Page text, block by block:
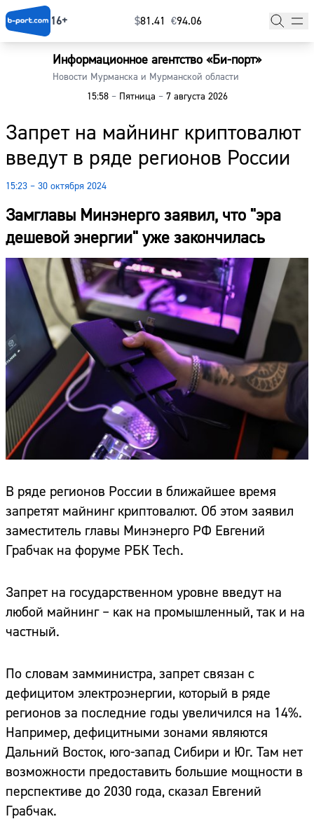
16+ $⁠81.41 €⁠94.06
Информационное агентство «Би-порт»
Новости Мурманска и Мурманской области
15:58 –Пятница –7 августа 2026
Запрет на майнинг криптовалют
введут в ряде регионов России
15:23 – 30 октября 2024
Замглавы Минэнерго заявил, что "эра
дешевой энергии" уже закончилась
В ряде регионов России в ближайшее время
запретят майнинг криптовалют. Об этом заявил
заместитель главы Минэнерго РФ Евгений
Грабчак на форуме РБК Tech.
Запрет на государственном уровне введут на
любой майнинг – как на промышленный, так и на
частный.
По словам замминистра, запрет связан с
дефицитом электроэнергии, который в ряде
регионов за последние годы увеличился на 14%.
Например, дефицитными зонами являются
Дальний Восток, юго-запад Сибири и Юг. Там нет
возможности предоставить большие мощности в
перспективе до 2030 года, сказал Евгений
Грабчак.
Главная
Наши гости
Фоторепортажи
Погода
Курсы валют